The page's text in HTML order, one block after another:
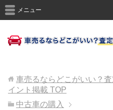
メニュー
車売るならどこがいい？
イント掲載 TOP
中古車の購入